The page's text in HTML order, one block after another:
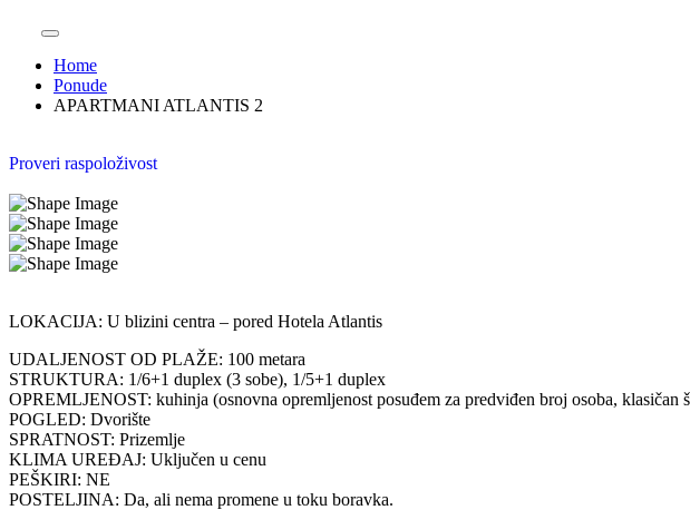
Home
Ponude
APARTMANI ATLANTIS 2
Proveri raspoloživost
LOKACIJA: U blizini centra – pored Hotela Atlantis
UDALJENOST OD PLAŽE: 100 metara
STRUKTURA: 1/6+1 duplex (3 sobe), 1/5+1 duplex
OPREMLJENOST: kuhinja (osnovna opremljenost posuđem za predviđen broj osoba, klasičan
POGLED: Dvorište
SPRATNOST: Prizemlje
KLIMA UREĐAJ: Uključen u cenu
PEŠKIRI: NE
POSTELJINA: Da, ali nema promene u toku boravka.